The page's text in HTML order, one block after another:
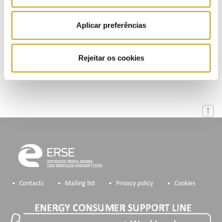
Aplicar preferências
Rejeitar os cookies
Events
Calendar
Contacts Mailing list Privacy policy Cookies